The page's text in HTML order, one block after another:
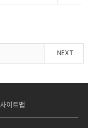
NEXT
사이트맵